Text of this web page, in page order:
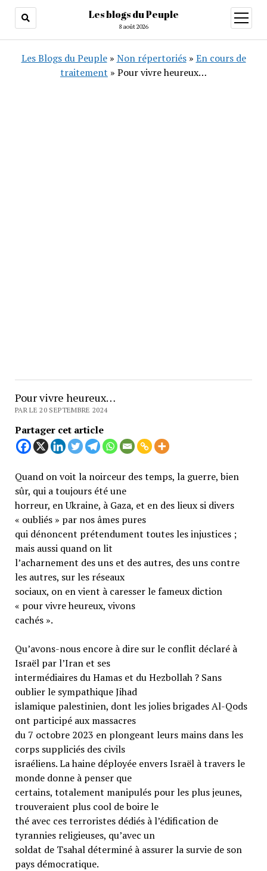
Les blogs du Peuple
8 août 2026
ouvrir
menu
Les Blogs du Peuple» Non répertoriés» En cours de
traitement » Pour vivre heureux…
Pour vivre heureux…
PAR LE 20 SEPTEMBRE 2024
Partager cet article
Quand on voit la noirceur des temps, la guerre, bien
sûr, qui a toujours été une
horreur, en Ukraine, à Gaza, et en des lieux si divers
« oubliés » par nos âmes pures
qui dénoncent prétendument toutes les injustices ;
mais aussi quand on lit
l’acharnement des uns et des autres, des uns contre
les autres, sur les réseaux
sociaux, on en vient à caresser le fameux diction
« pour vivre heureux, vivons
cachés ».
Qu’avons-nous encore à dire sur le conflit déclaré à
Israël par l’Iran et ses
intermédiaires du Hamas et du Hezbollah ? Sans
oublier le sympathique Jihad
islamique palestinien, dont les jolies brigades Al-Qods
ont participé aux massacres
du 7 octobre 2023 en plongeant leurs mains dans les
corps suppliciés des civils
israéliens. La haine déployée envers Israël à travers le
monde donne à penser que
certains, totalement manipulés pour les plus jeunes,
trouveraient plus cool de boire le
thé avec ces terroristes dédiés à l’édification de
tyrannies religieuses, qu’avec un
soldat de Tsahal déterminé à assurer la survie de son
pays démocratique.